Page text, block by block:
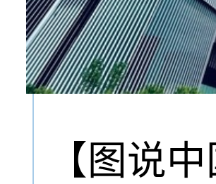
【图说